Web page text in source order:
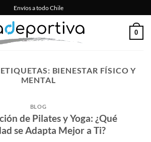
Envíos a todo Chile
0
BIENESTAR FÍSICO Y
MENTAL
BLOG
de Pilates y Yoga: ¿Qué
se Adapta Mejor a Ti?